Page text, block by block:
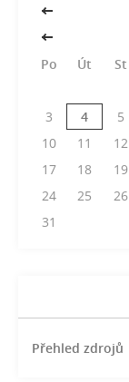
<<
<<
Po
Út St
3
4 5
10
11 12
17
18 19
24
25 26
31
Přehled zdrojů